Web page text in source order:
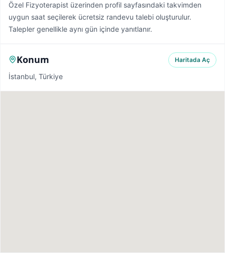
Özel Fizyoterapist üzerinden profil sayfasındaki takvimden
uygun saat seçilerek ücretsiz randevu talebi oluşturulur.
Talepler genellikle aynı gün içinde yanıtlanır.
Konum
İstanbul, Türkiye
Haritada Aç